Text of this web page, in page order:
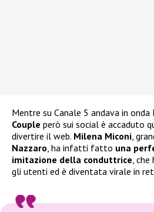
Mentre su Canale 5 andava in
Couple però sui social è accaduto
divertire il web. Milena Miconi,
Nazzaro, ha infatti fatto una
imitazione della conduttrice,
gli utenti ed è diventata virale in